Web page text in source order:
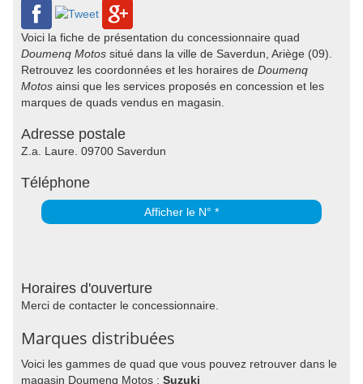
Voici la fiche de présentation du concessionnaire quad
Doumenq Motos situé dans la ville de Saverdun, Ariège (09).
Retrouvez les coordonnées et les horaires de Doumenq
Motos ainsi que les services proposés en concession et les
marques de quads vendus en magasin.
Adresse postale
Z.a. Laure. 09700 Saverdun
Téléphone
Afficher le N° *
Horaires d'ouverture
Merci de contacter le concessionnaire.
Marques distribuées
Voici les gammes de quad que vous pouvez retrouver dans le
magasin Doumenq Motos : Suzuki